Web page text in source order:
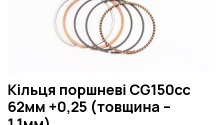
Кільця поршневі CG150cc
62мм +0,25 (товщина –